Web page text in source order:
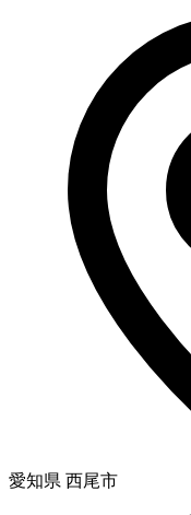
愛知県 西尾市